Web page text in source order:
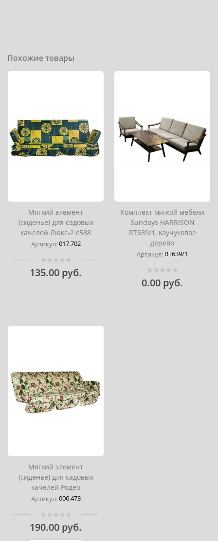
Похожие товары
Мягкий элемент
(сиденье) для садовых
качелей Люкс-2 с588
Артикул:017.702
135.00 руб.
Комплект мягкой мебели
Sundays HARRISON
RT639/1, каучуковое
дерево
Артикул: RT639/1
0.00 руб.
Мягкий элемент
(сиденье) для садовых
качелей Родео
Артикул:006.473
190.00 руб.